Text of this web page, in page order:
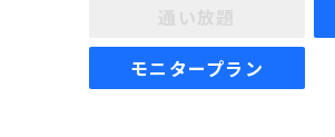
モニタープラン